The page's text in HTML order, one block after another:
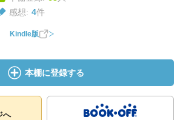
感想: 4件
Kindle版
本棚に登録する
へ